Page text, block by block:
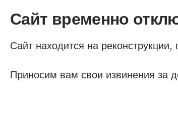
Сайт временно
Сайт находится на
Приносим вам свои извинения за